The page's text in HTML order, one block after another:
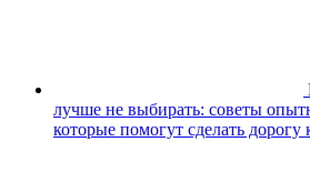
лучше не выбирать: советы
которые помогут сделать дорогу